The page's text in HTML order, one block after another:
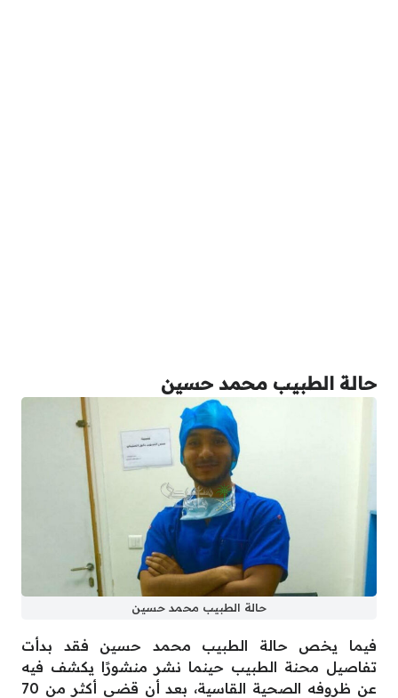
حالة الطبيب محمد حسين
حالة الطبيب محمد حسين
فيما يخص حالة الطبيب محمد حسين فقد بدأت
تفاصيل محنة الطبيب حينما نشر منشورًا يكشف فيه
عن ظروفه الصحية القاسية، بعد أن قضى أكثر من 70